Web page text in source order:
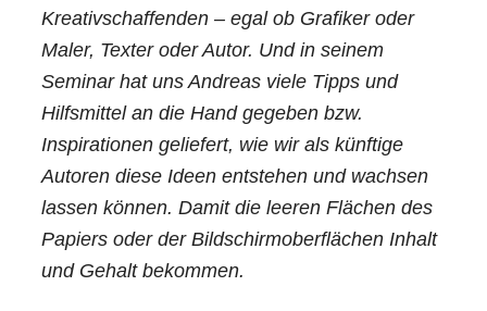
Kreativschaffenden – egal ob Grafiker oder
Maler, Texter oder Autor. Und in seinem
Seminar hat uns Andreas viele Tipps und
Hilfsmittel an die Hand gegeben bzw.
Inspirationen geliefert, wie wir als künftige
Autoren diese Ideen entstehen und wachsen
lassen können. Damit die leeren Flächen des
Papiers oder der Bildschirmoberflächen Inhalt
und Gehalt bekommen.